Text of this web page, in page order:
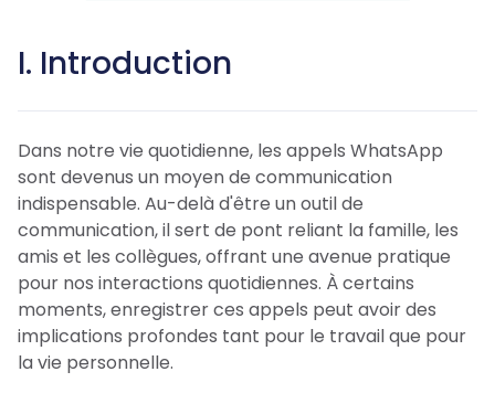
I. Introduction
Dans notre vie quotidienne, les appels WhatsApp
sont devenus un moyen de communication
indispensable. Au-delà d'être un outil de
communication, il sert de pont reliant la famille, les
amis et les collègues, offrant une avenue pratique
pour nos interactions quotidiennes. À certains
moments, enregistrer ces appels peut avoir des
implications profondes tant pour le travail que pour
la vie personnelle.